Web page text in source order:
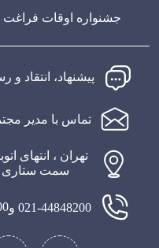
جشنواره اوقات فراغت
پیشنهاد، انتقاد
تماس با مدیر
تهران ، انتهای
سمت ستاری
021-44848200 و